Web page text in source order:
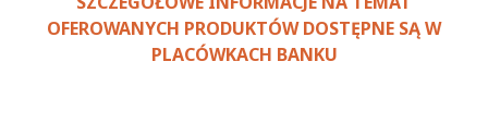
OFEROWANYCH PRODUKTÓW DOSTĘPNE SĄ W
PLACÓWKACH BANKU